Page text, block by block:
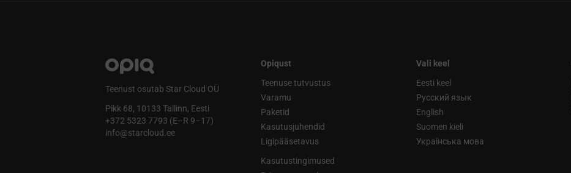
Teenust osutab Star Cloud OÜ
Pikk 68, 10133 Tallinn, Eesti
+372 5323 7793 (E–R 9–17)
info@starcloud.ee
Opiqust
Teenuse tutvustus
Varamu
Paketid
Kasutusjuhendid
Ligipääsetavus
Kasutustingimused
Vali keel
Eesti keel
Русский язык
English
Suomen kieli
Українська мова